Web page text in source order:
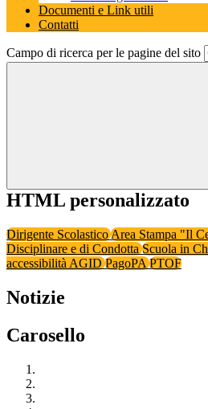
Documenti e Link utili
Contatti
Campo di ricerca per le pagine del sito
HTML personalizzato
Dirigente ScolasticoArea Stampa "Il
Disciplinare e di CondottaScuola in
accessibilità AGIDPagoPAPTOF
Notizie
Carosello